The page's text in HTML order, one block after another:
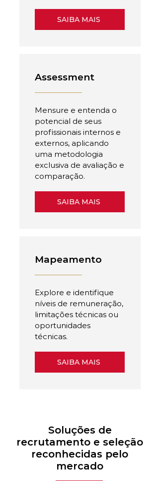
SAIBA MAIS
Assessment
Mensure e entenda o
potencial de seus
profissionais internos e
externos, aplicando
uma metodologia
exclusiva de avaliação e
comparação.
SAIBA MAIS
Mapeamento
Explore e identifique
níveis de remuneração,
limitações técnicas ou
oportunidades
técnicas.
SAIBA MAIS
Soluções de
recrutamento e seleção
reconhecidas pelo
mercado